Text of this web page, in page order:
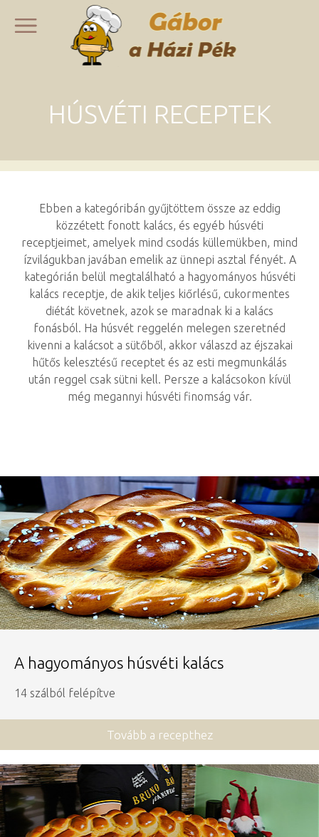
HÚSVÉTI RECEPTEK
Ebben a kategóribán gyűjtöttem össze az eddig
közzétett fonott kalács, és egyéb húsvéti
receptjeimet, amelyek mind csodás küllemükben, mind
ízvilágukban javában emelik az ünnepi asztal fényét. A
kategórián belül megtalálható a hagyományos húsvéti
kalács receptje, de akik teljes kiőrlésű, cukormentes
diétát követnek, azok se maradnak ki a kalács
fonásból. Ha húsvét reggelén melegen szeretnéd
kivenni a kalácsot a sütőből, akkor válaszd az éjszakai
hűtős kelesztésű receptet és az esti megmunkálás
után reggel csak sütni kell. Persze a kalácsokon kívül
még megannyi húsvéti finomság vár.
A hagyományos húsvéti kalács
14 szálból felépítve
Tovább a recepthez